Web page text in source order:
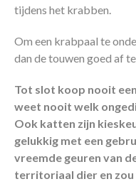
tijdens het krabben.
Om een krabpaal te
dan de touwen goed af
Tot slot koop nooit
weet nooit welk
Ook katten zijn
gelukkig met een
vreemde geuren van
territoriaal dier en zou